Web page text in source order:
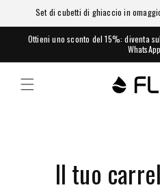
Set di cubetti di ghiaccio in
Ottieni uno sconto del 15%: diventa
Il tuo